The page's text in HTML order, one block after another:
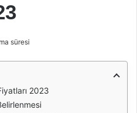
süresi
2023